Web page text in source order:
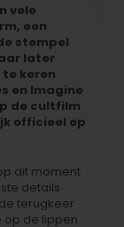
vele
een
stempel
later
keren
en Imagine
de cultfilm
officieel op
dit moment
details
terugkeer
op de lippen